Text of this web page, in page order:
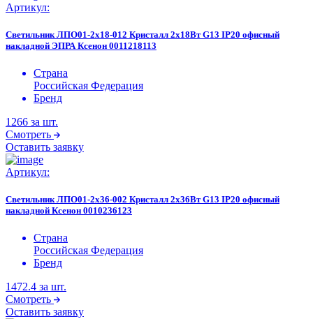
Артикул:
Светильник ЛПО01-2х18-012 Кристалл 2х18Вт G13 IP20 офисный
накладной ЭПРА Ксенон 0011218113
Страна
Российская Федерация
Бренд
1266 за шт.
Смотреть
Оставить заявку
Артикул:
Светильник ЛПО01-2х36-002 Кристалл 2х36Вт G13 IP20 офисный
накладной Ксенон 0010236123
Страна
Российская Федерация
Бренд
1472.4 за шт.
Смотреть
Оставить заявку